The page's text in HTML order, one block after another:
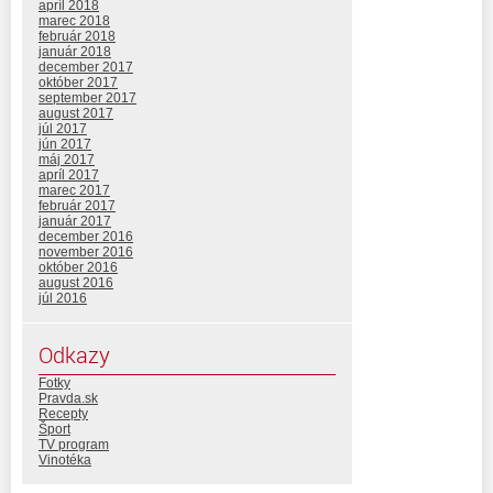
apríl 2018
marec 2018
február 2018
január 2018
december 2017
október 2017
september 2017
august 2017
júl 2017
jún 2017
máj 2017
apríl 2017
marec 2017
február 2017
január 2017
december 2016
november 2016
október 2016
august 2016
júl 2016
Odkazy
Fotky
Pravda.sk
Recepty
Šport
TV program
Vinotéka